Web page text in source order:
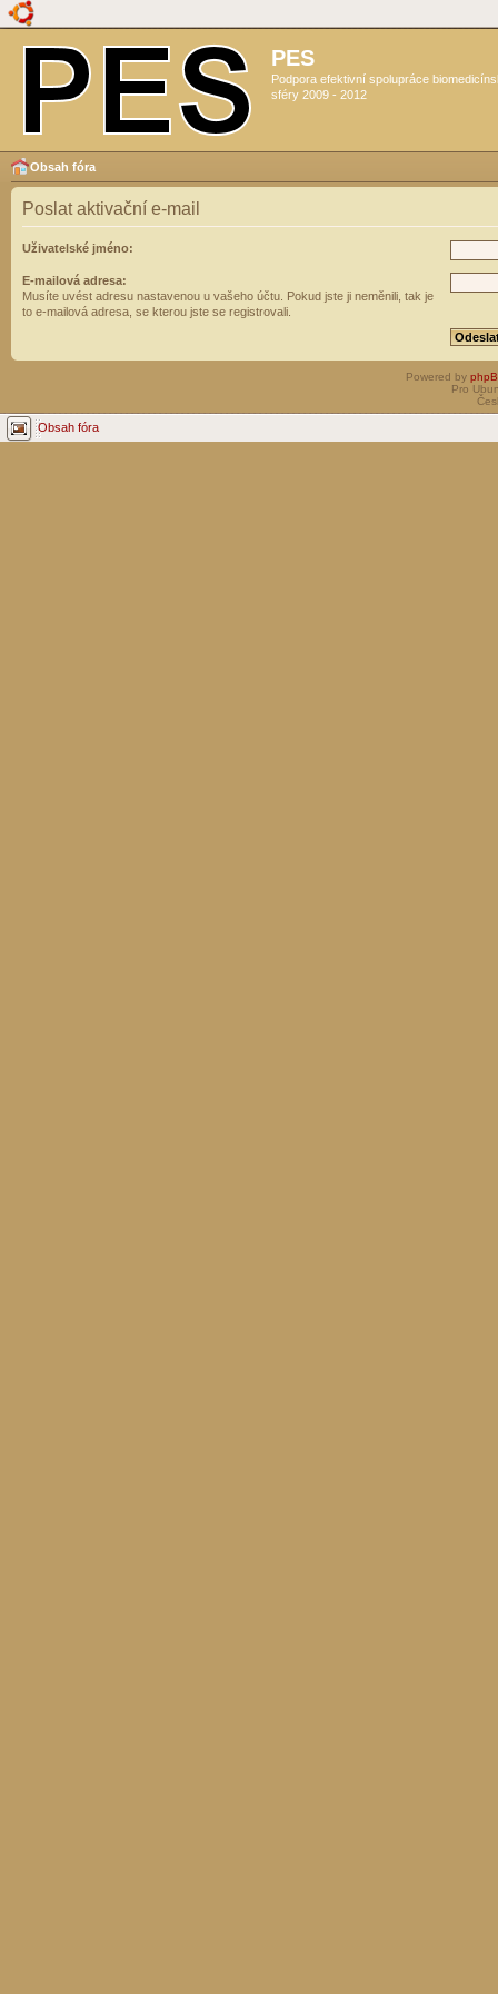
PES
Podpora efektivní spolupráce
sféry 2009 - 2012
Obsah fóra
Poslat aktivační e-mail
Uživatelské jméno:
E-mailová adresa:
Musíte uvést adresu nastavenou u vašeho účtu. Pokud jste ji neměnili, tak je
to e-mailová adresa, se kterou jste se registrovali.
Powered by
Pro
Obsah fóra